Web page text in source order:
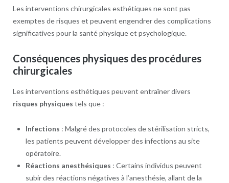
Les interventions chirurgicales esthétiques ne sont pas
exemptes de risques et peuvent engendrer des complications
significatives pour la santé physique et psychologique.
Conséquences physiques des procédures
chirurgicales
Les interventions esthétiques peuvent entraîner divers
risques physiques tels que :
Infections : Malgré des protocoles de stérilisation stricts,
les patients peuvent développer des infections au site
opératoire.
Réactions anesthésiques : Certains individus peuvent
subir des réactions négatives à l’anesthésie, allant de la